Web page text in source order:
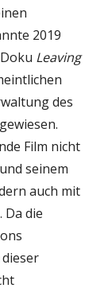
2019
Leaving
des
Film nicht
seinem
auch mit
die